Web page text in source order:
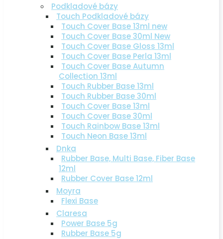
Podkladové bázy
Touch Podkladové bázy
Touch Cover Base 13ml new
Touch Cover Base 30ml New
Touch Cover Base Gloss 13ml
Touch Cover Base Perla 13ml
Touch Cover Base Autumn
Collection 13ml
Touch Rubber Base 13ml
Touch Rubber Base 30ml
Touch Cover Base 13ml
Touch Cover Base 30ml
Touch Rainbow Base 13ml
Touch Neon Base 13ml
Dnka
Rubber Base, Multi Base, Fiber Base
12ml
Rubber Cover Base 12ml
Moyra
Flexi Base
Claresa
Power Base 5g
Rubber Base 5g